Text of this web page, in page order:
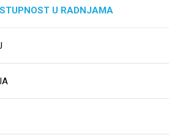
U RADNJAMA